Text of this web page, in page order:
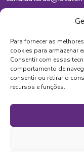
Para fornecer as
cookies para armazenar
Consentir com essas
comportamento de
consentir ou retirar o
recursos e funções.
Lisboa
Vila Nova de
Santa Maria da Feira